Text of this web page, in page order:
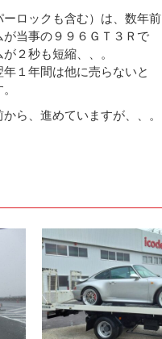
ロックも含む）は、数年前
当事の９９６ＧＴ３Ｒで
２秒も短縮、、。
１年間は他に売らないと
ら、進めていますが、、。